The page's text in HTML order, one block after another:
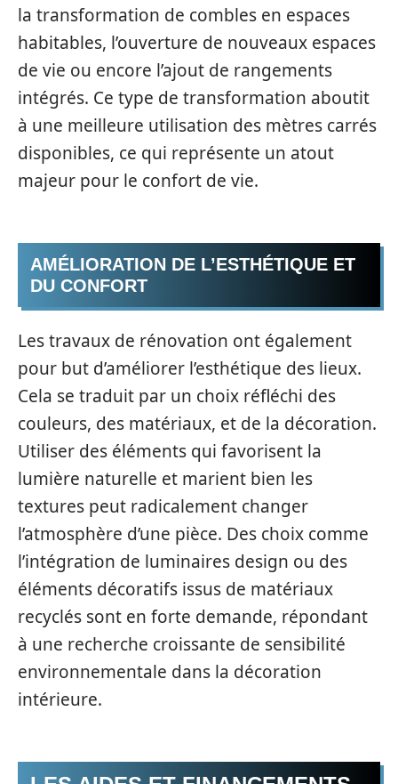
la transformation de combles en espaces
habitables, l’ouverture de nouveaux espaces
de vie ou encore l’ajout de rangements
intégrés. Ce type de transformation aboutit
à une meilleure utilisation des mètres carrés
disponibles, ce qui représente un atout
majeur pour le confort de vie.
AMÉLIORATION DE L’ESTHÉTIQUE ET
DU CONFORT
Les travaux de rénovation ont également
pour but d’améliorer l’esthétique des lieux.
Cela se traduit par un choix réfléchi des
couleurs, des matériaux, et de la décoration.
Utiliser des éléments qui favorisent la
lumière naturelle et marient bien les
textures peut radicalement changer
l’atmosphère d’une pièce. Des choix comme
l’intégration de luminaires design ou des
éléments décoratifs issus de matériaux
recyclés sont en forte demande, répondant
à une recherche croissante de sensibilité
environnementale dans la décoration
intérieure.